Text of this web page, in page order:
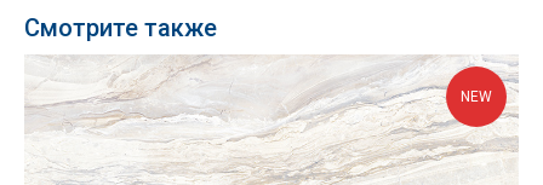
Смотрите также
NEW